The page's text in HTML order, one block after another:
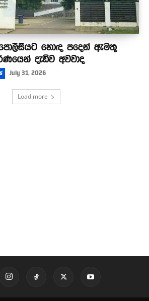
හොඳ පදෙන් ඇමතූ
දැඩිව අවවාද
July 31, 2026
Load more